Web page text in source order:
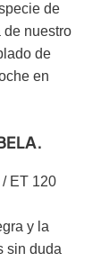
de
de nuestro
de
en
ET 120
y la
sin duda